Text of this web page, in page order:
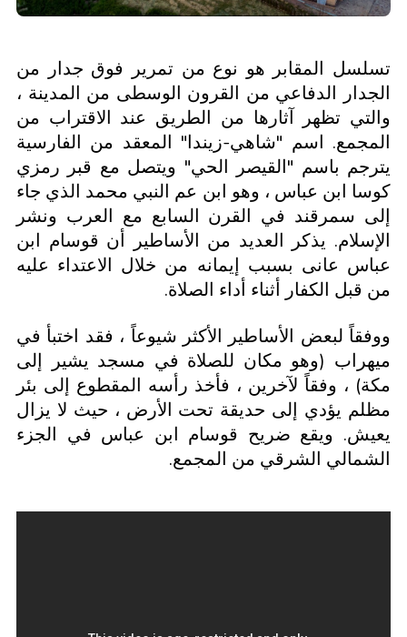
تسلسل المقابر هو نوع من تمرير فوق جدار من
الجدار الدفاعي من القرون الوسطى من المدينة ،
والتي تظهر آثارها من الطريق عند الاقتراب من
المجمع. اسم "شاهي-زيندا" المعقد من الفارسية
يترجم باسم "القيصر الحي" ويتصل مع قبر رمزي
كوسا ابن عباس ، وهو ابن عم النبي محمد الذي جاء
إلى سمرقند في القرن السابع مع العرب ونشر
الإسلام. يذكر العديد من الأساطير أن قوسام ابن
عباس عانى بسبب إيمانه من خلال الاعتداء عليه
من قبل الكفار أثناء أداء الصلاة.
ووفقاً لبعض الأساطير الأكثر شيوعاً ، فقد اختبأ في
ميهراب (وهو مكان للصلاة في مسجد يشير إلى
مكة) ، وفقاً لآخرين ، فأخذ رأسه المقطوع إلى بئر
مظلم يؤدي إلى حديقة تحت الأرض ، حيث لا يزال
يعيش. ويقع ضريح قوسام ابن عباس في الجزء
الشمالي الشرقي من المجمع.